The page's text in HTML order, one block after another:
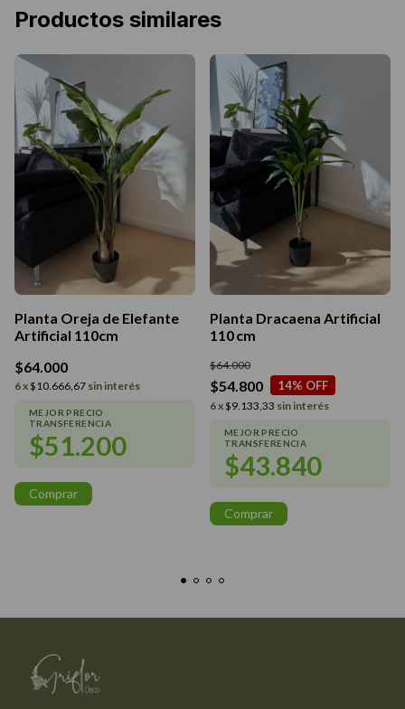
Productos similares
Planta Oreja de Elefante
Artificial 110cm
$64.000
6x$10.666,67 sin interés
$51.200
Comprar
Planta Dracaena Artificial
110 cm
$54.800
$64.000
14% OFF
6x$9.133,33 sin interés
$43.840
Comprar